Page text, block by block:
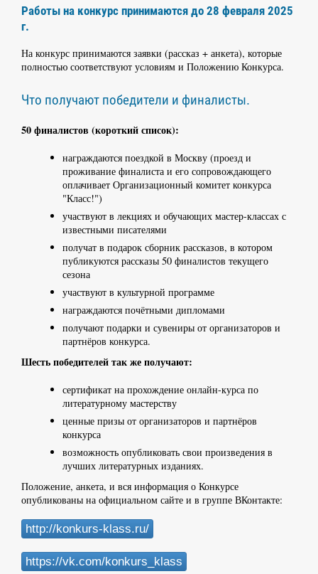
Работы на конкурс принимаются до 28 февраля 2025
г.
На конкурс принимаются заявки (рассказ + анкета), которые
полностью соответствуют условиям и Положению Конкурса.
Что получают победители и финалисты.
50 финалистов (короткий список):
награждаются поездкой в Москву (проезд и
проживание финалиста и его сопровождающего
оплачивает Организационный комитет конкурса
"Класс!")
участвуют в лекциях и обучающих мастер-классах с
известными писателями
получат в подарок сборник рассказов, в котором
публикуются рассказы 50 финалистов текущего
сезона
участвуют в культурной программе
награждаются почётными дипломами
получают подарки и сувениры от организаторов и
партнёров конкурса.
Шесть победителей так же получают:
сертификат на прохождение онлайн-курса по
литературному мастерству
ценные призы от организаторов и партнёров
конкурса
возможность опубликовать свои произведения в
лучших литературных изданиях.
Положение, анкета, и вся информация о Конкурсе
опубликованы на официальном сайте и в группе ВКонтакте:
http://konkurs-klass.ru/
https://vk.com/konkurs_klass